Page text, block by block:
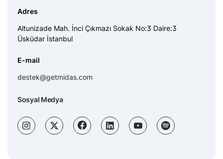
Adres
Altunizade Mah. İnci Çıkmazı Sokak No:3 Daire:3
Üsküdar İstanbul
E-mail
destek@getmidas.com
Sosyal Medya